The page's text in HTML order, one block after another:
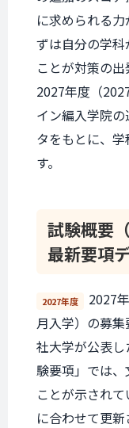
に求められる
ずは自分の学
ことが対策の出
2027年度（
イン編入学院
タをもとに、
す。
試験概要
最新要項
2027年度
2027
月入学）の募
社大学が公表
験要項」では
ことが示され
に合わせて更